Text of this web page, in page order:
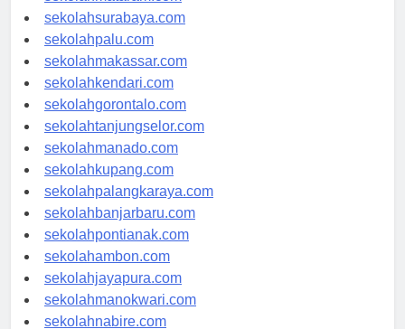
sekolahmataram.com
sekolahsurabaya.com
sekolahpalu.com
sekolahmakassar.com
sekolahkendari.com
sekolahgorontalo.com
sekolahtanjungselor.com
sekolahmanado.com
sekolahkupang.com
sekolahpalangkaraya.com
sekolahbanjarbaru.com
sekolahpontianak.com
sekolahambon.com
sekolahjayapura.com
sekolahmanokwari.com